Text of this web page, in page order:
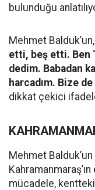
bulunduğu
Mehmet Balduk’un,
etti, beş etti. Ben
dedim. Babadan
harcadım. Bize
dikkat çekici
Mehmet
mücadele,